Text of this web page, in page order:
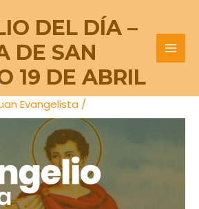
DEL DÍA –
DE SAN
19 DE ABRIL
Evangelista /